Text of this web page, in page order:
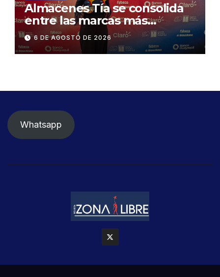
Almacenes Tía se consolida
entre las marcas más
influyentes del Ecuador
6 DE AGOSTO DE 2026
Whatsapp